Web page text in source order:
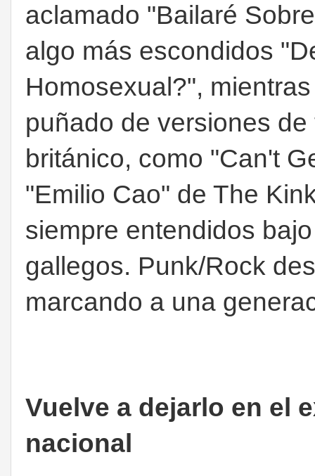
aclamado "Bailaré
algo más escondidos
Homosexual?",
puñado de versiones
británico, como "Can't
"Emilio Cao" de The
siempre entendidos
gallegos. Punk/Rock
marcando a una
Vuelve a dejarlo en el
nacional